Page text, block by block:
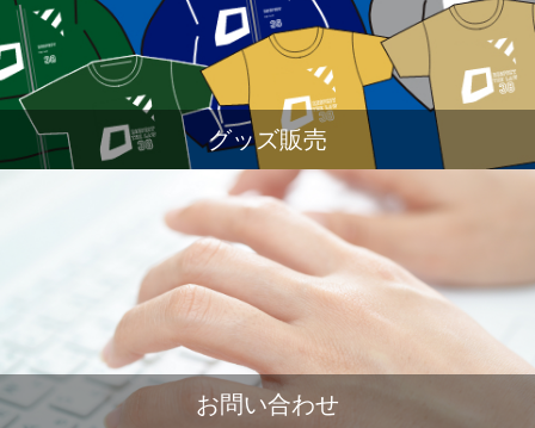
グッズ販売
お問い合わせ